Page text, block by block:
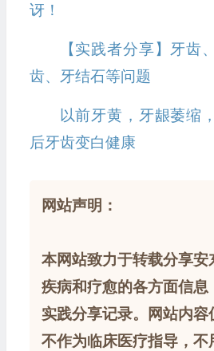
讶！
【实践者分享】牙齿
齿、牙结石等问题
以前牙黄，牙龈萎缩
后牙齿变白健康
网站声明：
本网站致力于转载分享安
疾病和疗愈的各方面信息
实践分享记录。网站内容
不作为临床医疗指导，不